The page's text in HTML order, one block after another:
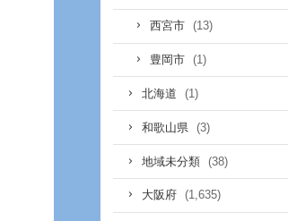
西宮市 (13)
豊岡市 (1)
北海道 (1)
和歌山県 (3)
地域未分類 (38)
大阪府 (1,635)